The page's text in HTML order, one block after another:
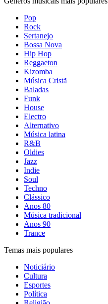
Pop
Rock
Sertanejo
Bossa Nova
Hip Hop
Reggaeton
Kizomba
Música Cristã
Baladas
Funk
House
Electro
Alternativo
Música latina
R&B
Oldies
Jazz
Indie
Soul
Techno
Clássico
Anos 80
Música tradicional
Anos 90
Trance
Temas mais populares
Noticiário
Cultura
Esportes
Política